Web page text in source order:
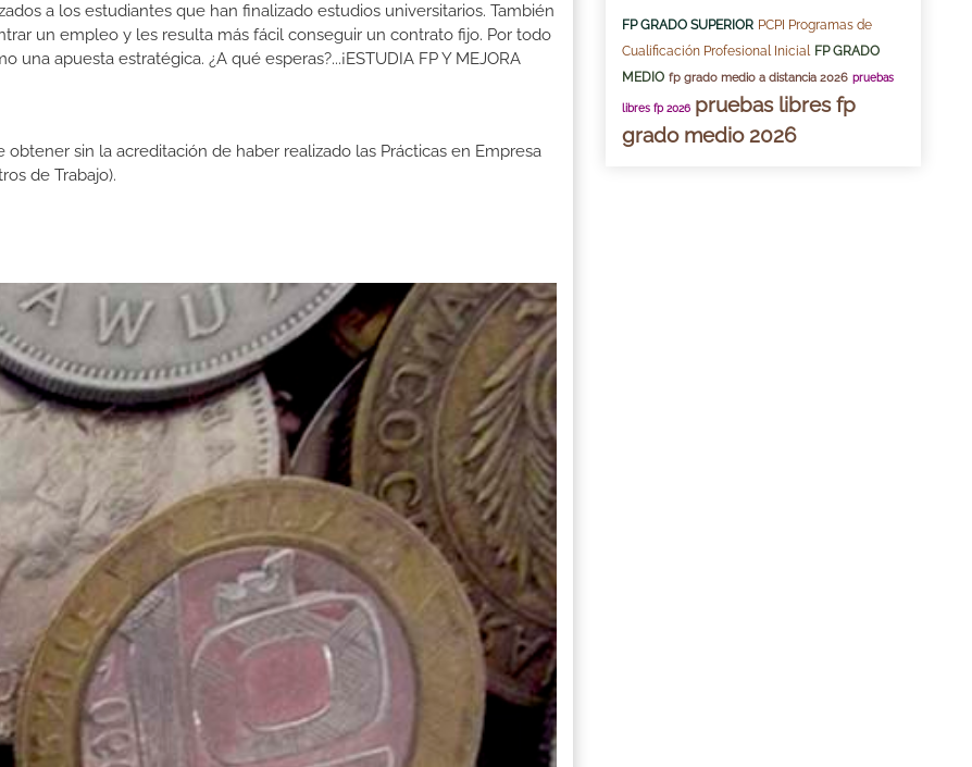
a los estudiantes que han finalizado estudios universitarios. También
un empleo y les resulta más fácil conseguir un contrato fijo. Por todo
apuesta estratégica. ¿A qué esperas?...¡ESTUDIA FP Y MEJORA
sin la acreditación de haber realizado las Prácticas en Empresa
de Trabajo).
FP GRADO SUPERIOR PCPI Programas de
Cualificación Profesional Inicial FP GRADO
MEDIO fp grado medio a distancia 2026 pruebas
libres fp 2026 pruebas libres fp
grado medio 2026